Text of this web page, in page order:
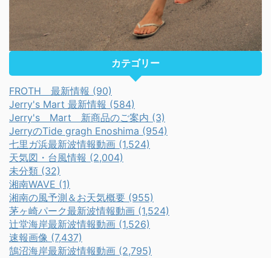
カテゴリー
FROTH 最新情報 (90)
Jerry's Mart 最新情報 (584)
Jerry's Mart 新商品のご案内 (3)
JerryのTide gragh Enoshima (954)
七里ガ浜最新波情報動画 (1,524)
天気図・台風情報 (2,004)
未分類 (32)
湘南WAVE (1)
湘南の風予測＆お天気概要 (955)
茅ヶ崎パーク最新波情報動画 (1,524)
辻堂海岸最新波情報動画 (1,526)
速報画像 (7,437)
鵠沼海岸最新波情報動画 (2,795)